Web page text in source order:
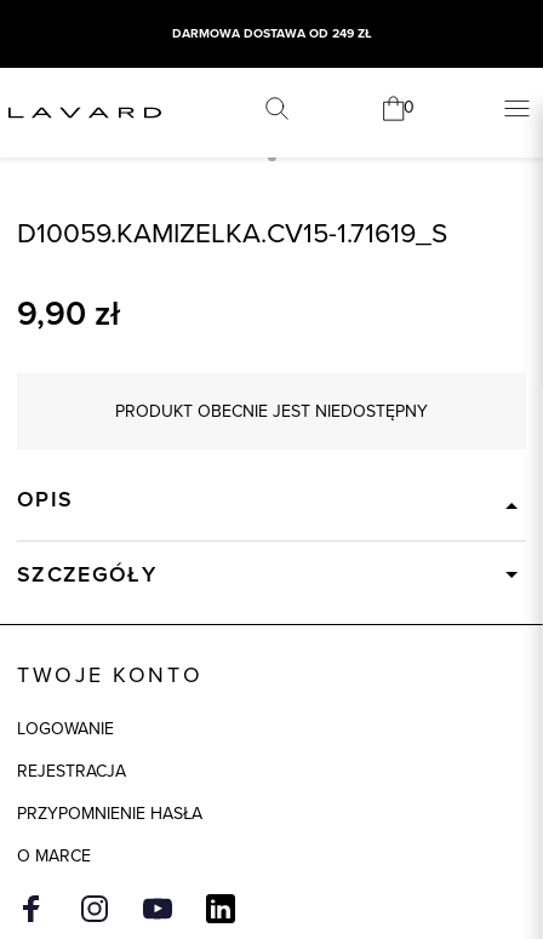
DARMOWA DOSTAWA OD 249 ZŁ
0
D10059.KAMIZELKA.CV15-1.71619_S
9,90 zł
PRODUKT OBECNIE JEST NIEDOSTĘPNY
OPIS
SZCZEGÓŁY
TWOJE KONTO
LOGOWANIE
REJESTRACJA
PRZYPOMNIENIE HASŁA
O MARCE